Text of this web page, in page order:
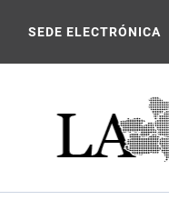
La
SEDE ELECTRÓNICA